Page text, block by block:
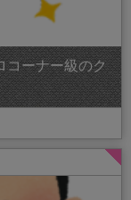
コーナー級のク